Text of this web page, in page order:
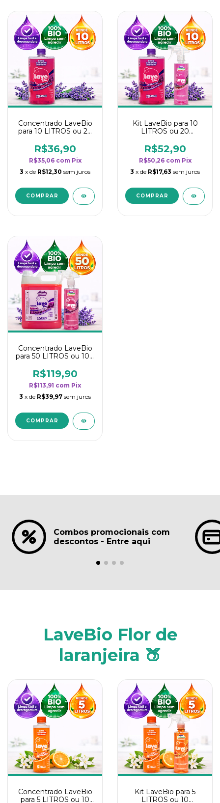
Concentrado LaveBio
para 10 LITROS ou 20
rendimento da
categoria - Lavanda
R$36,90
R$35,06 com Pix
3 x de R$12,30 sem juros
Kit LaveBio para 10
LITROS ou 20
rendimento da
categoria - Lavanda
R$52,90
R$50,26 com Pix
3 x de R$17,63 sem juros
Concentrado LaveBio
para 50 LITROS ou 100
rendimento da
categoria - Lavanda
R$119,90
R$113,91 com Pix
3 x de R$39,97 sem juros
Combos promocionais com
descontos - Entre aqui
LaveBio Flor de
laranjeira 🍑
Concentrado LaveBio
para 5 LITROS ou 10
Kit LaveBio para 5
LITROS ou 10